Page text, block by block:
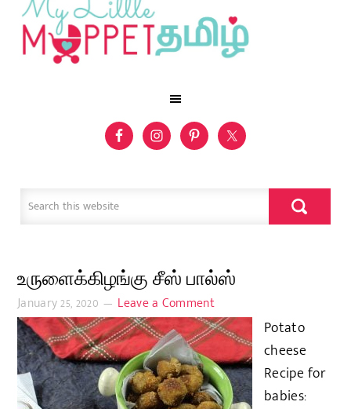
உருளைக்கிழங்கு சீஸ் பால்ஸ்
January 25, 2020 Leave a Comment
Potato
cheese
Recipe for
babies: